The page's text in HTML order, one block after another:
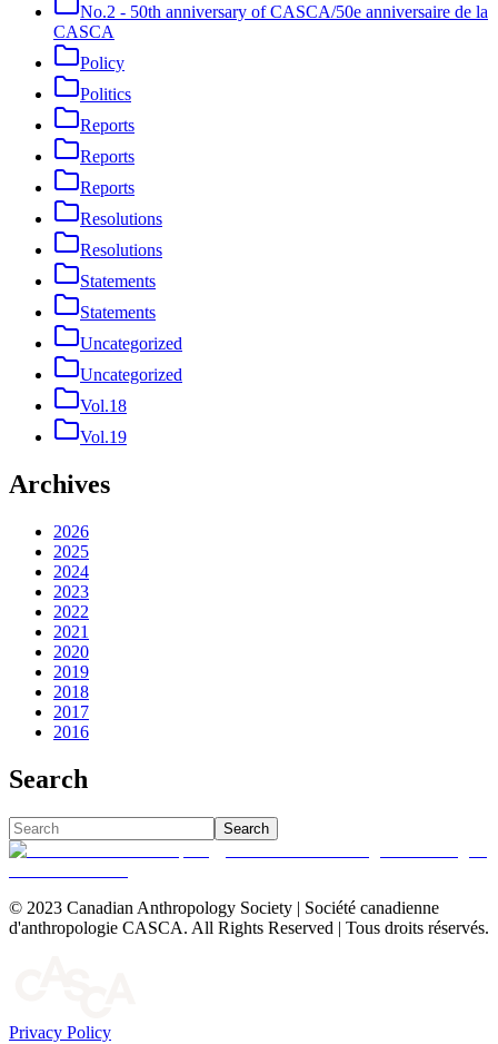
No.2 - 50th anniversary of CASCA/50e anniversaire de la
CASCA
Policy
Politics
Reports
Reports
Reports
Resolutions
Resolutions
Statements
Statements
Uncategorized
Uncategorized
Vol.18
Vol.19
Archives
2026
2025
2024
2023
2022
2021
2020
2019
2018
2017
2016
Search
Search
© 2023 Canadian Anthropology Society | Société canadienne
d'anthropologie CASCA. All Rights Reserved | Tous droits réservés.
Privacy Policy